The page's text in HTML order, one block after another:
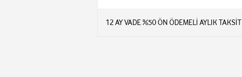
12 AY VADE %50 ÖN ÖDEMELİ AYLIK TAKSİT